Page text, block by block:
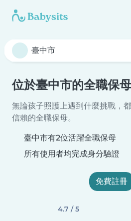
位於臺中市的全職保母
無論孩子照護上遇到什麼挑戰，
信賴的全職保母。
臺中市有2位活躍全職保母
所有使用者均完成身分驗證
免費註冊
4.7 / 5